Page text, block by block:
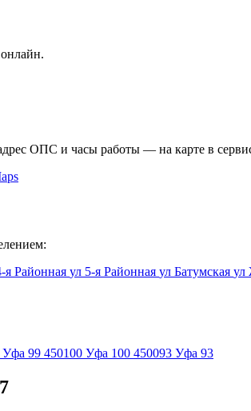
ОПС и часы работы — на карте в
я Районная ул 5-я Районная ул Батумская ул
Уфа 99 450100 Уфа 100 450093 Уфа 93